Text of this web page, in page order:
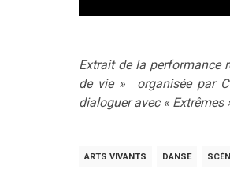
Extrait de la performance
de vie » organisée par
dialoguer avec « Extrêmes
ARTS VIVANTS DANSE